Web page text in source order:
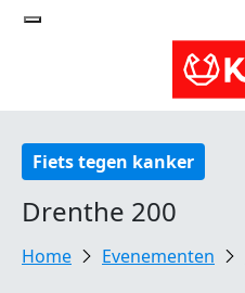
Fiets tegen kanker
Drenthe 200
Evenementen